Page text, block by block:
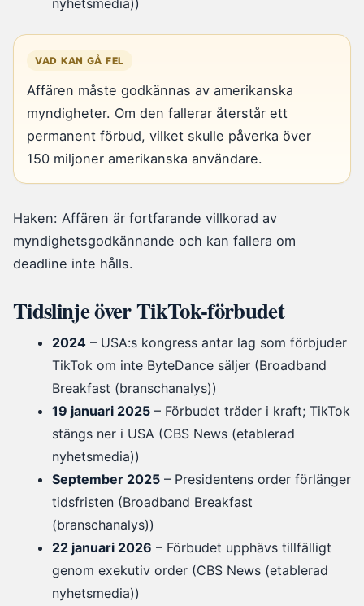
VAD KAN GÅ FEL
Affären måste godkännas av amerikanska
myndigheter. Om den fallerar återstår ett
permanent förbud, vilket skulle påverka över
150 miljoner amerikanska användare.
Haken: Affären är fortfarande villkorad av
myndighetsgodkännande och kan fallera om
deadline inte hålls.
Tidslinje över TikTok-förbudet
2024 – USA:s kongress antar lag som förbjuder
TikTok om inte ByteDance säljer (Broadband
Breakfast (branschanalys))
19 januari 2025 – Förbudet träder i kraft; TikTok
stängs ner i USA (CBS News (etablerad
nyhetsmedia))
September 2025 – Presidentens order förlänger
tidsfristen (Broadband Breakfast
(branschanalys))
22 januari 2026 – Förbudet upphävs tillfälligt
genom exekutiv order (CBS News (etablerad
nyhetsmedia))